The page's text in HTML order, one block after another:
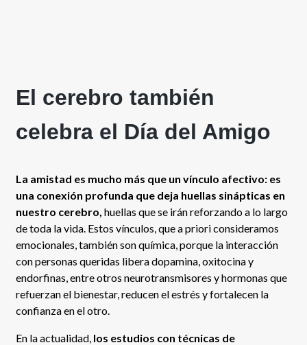
El cerebro también
celebra el Día del Amigo
La amistad es mucho más que un vínculo afectivo: es
una conexión profunda que deja huellas sinápticas en
nuestro cerebro, huellas que se irán reforzando a lo largo
de toda la vida. Estos vínculos, que a priori consideramos
emocionales, también son química, porque la interacción
con personas queridas libera dopamina, oxitocina y
endorfinas, entre otros neurotransmisores y hormonas que
refuerzan el bienestar, reducen el estrés y fortalecen la
confianza en el otro.
En la actualidad, los estudios con técnicas de